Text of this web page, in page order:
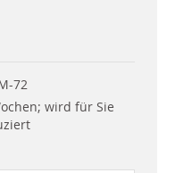
72
wird für Sie